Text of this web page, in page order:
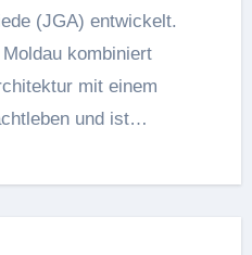
(JGA) entwickelt.
kombiniert
mit einem
und ist…